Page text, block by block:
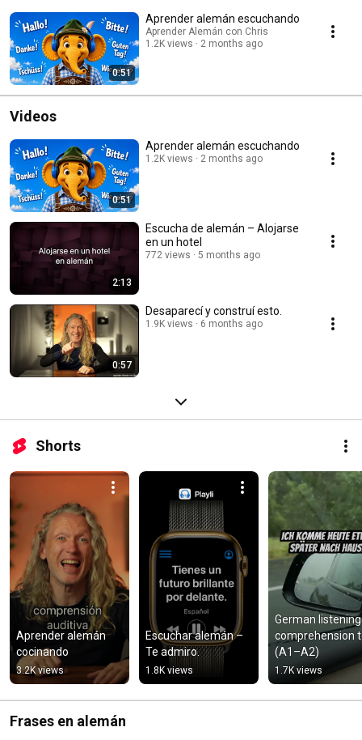
0:51
Aprender alemán escuchando
Aprender Alemán con Chris
1.2K views
2 months ago
Videos
0:51
Aprender alemán escuchando
1.2K views 2 months ago
2:13
Escucha de alemán – Alojarse
en un hotel
772 views 5 months ago
0:57
Desaparecí y construí esto.
1.9K views 6 months ago
Shorts
Aprender alemán
cocinando
3.2K views
Escuchar alemán –
Te admiro.
1.8K views
German listening
comprehension
(A1–A2)
1.7K views
Frases en alemán